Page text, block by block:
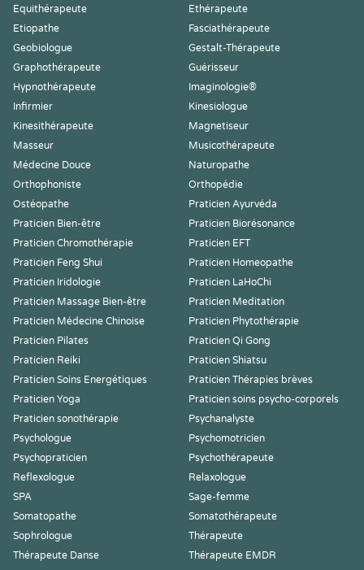
Equithérapeute
Ethérapeute
Etiopathe
Fasciathérapeute
Geobiologue
Gestalt-Thérapeute
Graphothérapeute
Guérisseur
Hypnothérapeute
Imaginologie®
Infirmier
Kinesiologue
Kinesithérapeute
Magnetiseur
Masseur
Musicothérapeute
Médecine Douce
Naturopathe
Orthophoniste
Orthopédie
Ostéopathe
Praticien Ayurvéda
Praticien Bien-être
Praticien Biorésonance
Praticien Chromothérapie
Praticien EFT
Praticien Feng Shui
Praticien Homeopathe
Praticien Iridologie
Praticien LaHoChi
Praticien Massage Bien-être
Praticien Meditation
Praticien Médecine Chinoise
Praticien Phytothérapie
Praticien Pilates
Praticien Qi Gong
Praticien Reiki
Praticien Shiatsu
Praticien Soins Energétiques
Praticien Thérapies brèves
Praticien Yoga
Praticien soins psycho-corporels
Praticien sonothérapie
Psychanalyste
Psychologue
Psychomotricien
Psychopraticien
Psychothérapeute
Reflexologue
Relaxologue
SPA
Sage-femme
Somatopathe
Somatothérapeute
Sophrologue
Thérapeute
Thérapeute Danse
Thérapeute EMDR